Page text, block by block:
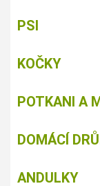
PSI
KOČKY
POTKANI A
DOMÁCÍ
ANDULKY